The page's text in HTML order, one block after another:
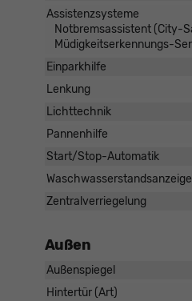
Assistenzsysteme
Notbremsassistent (City-
Müdigkeitserkennungs-
Einparkhilfe
Lenkung
Lichttechnik
Pannenhilfe
Start/Stop-Automatik
Waschwasserstandsanzeige
Zentralverriegelung
Außen
Außenspiegel
Hintertür (Art)